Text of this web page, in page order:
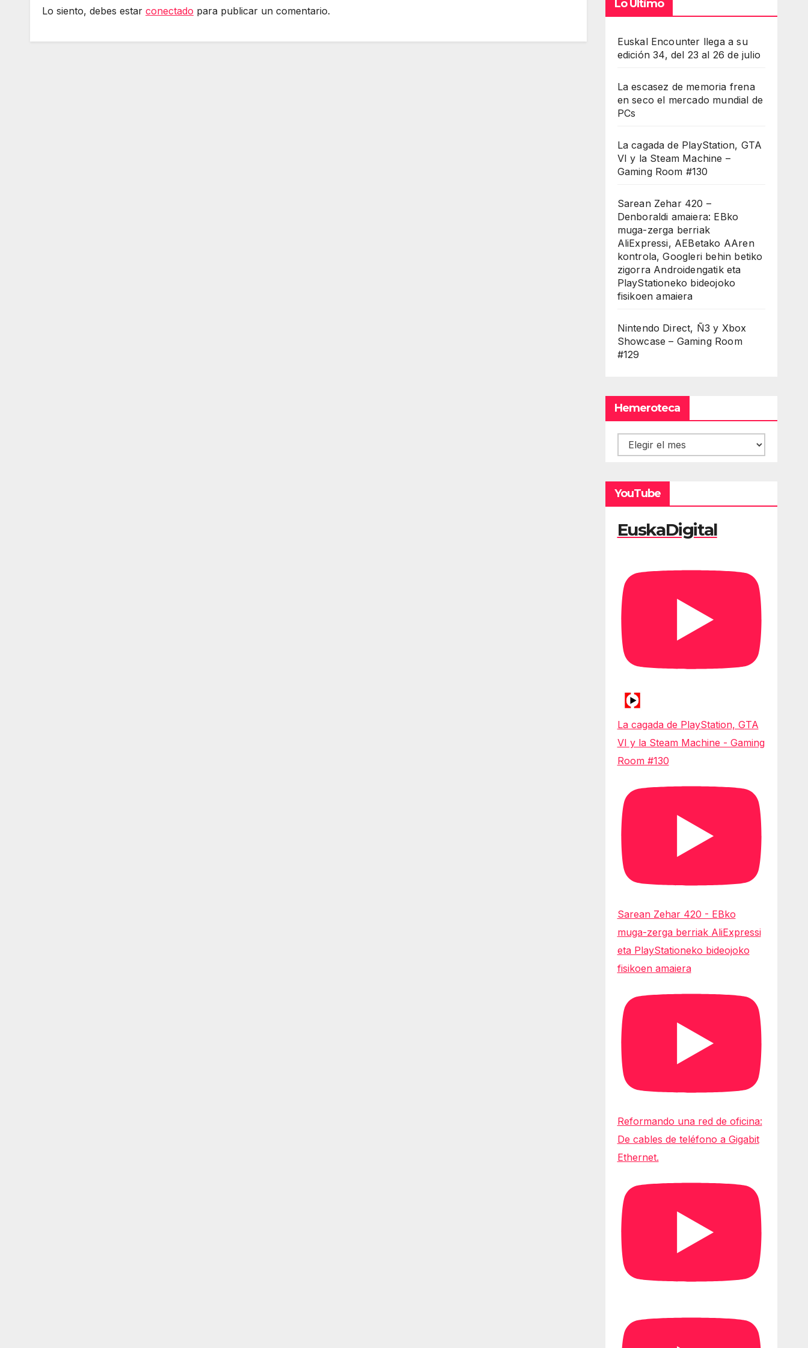
Lo siento, debes estar conectado para publicar un comentario.
Lo Último
Euskal Encounter llega a su
edición 34, del 23 al 26 de julio
La escasez de memoria frena
en seco el mercado mundial de
PCs
La cagada de PlayStation, GTA
VI y la Steam Machine –
Gaming Room #130
Sarean Zehar 420 –
Denboraldi amaiera: EBko
muga-zerga berriak
AliExpressi, AEBetako AAren
kontrola, Googleri behin betiko
zigorra Androidengatik eta
PlayStationeko bideojoko
fisikoen amaiera
Nintendo Direct, Ñ3 y Xbox
Showcase – Gaming Room
#129
Hemeroteca
Hemeroteca
YouTube
EuskaDigital
La cagada de PlayStation, GTA
VI y la Steam Machine - Gaming
Room #130
Sarean Zehar 420 - EBko
muga-zerga berriak AliExpressi
eta PlayStationeko bideojoko
fisikoen amaiera
Reformando una red de oficina:
De cables de teléfono a Gigabit
Ethernet.